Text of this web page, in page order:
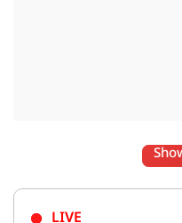
LIVE